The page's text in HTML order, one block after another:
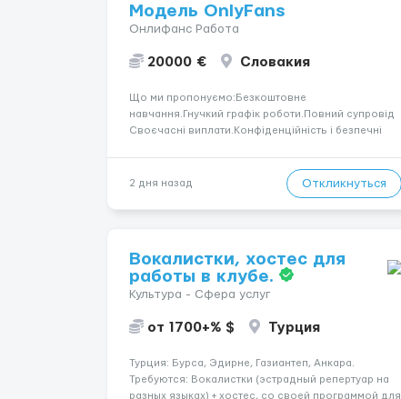
Модель OnlyFans
Онлифанс Работа
20000 € Словакия
Що ми пропонуємо:Безкоштовне
навчання.Гнучкий графік роботи.Повний супровід
Своєчасні виплати.Конфіденційність і безпечні
розвиватися.Досвід не обов’язковий.Якщо вас
зацікавила вакансія — залишайте відгук, і ми
зв’яжемося ...
2 дня назад Откликнуться
Вокалистки, хостес для
работы в клубе.
Культура - Сфера услуг
от 1700+% $ Турция
Турция: Бурса, Эдирне, Газиантеп, Анкара.
Требуются: Вокалистки (эстрадный репертуар на
разных языках) + хостеc, со своей программой для